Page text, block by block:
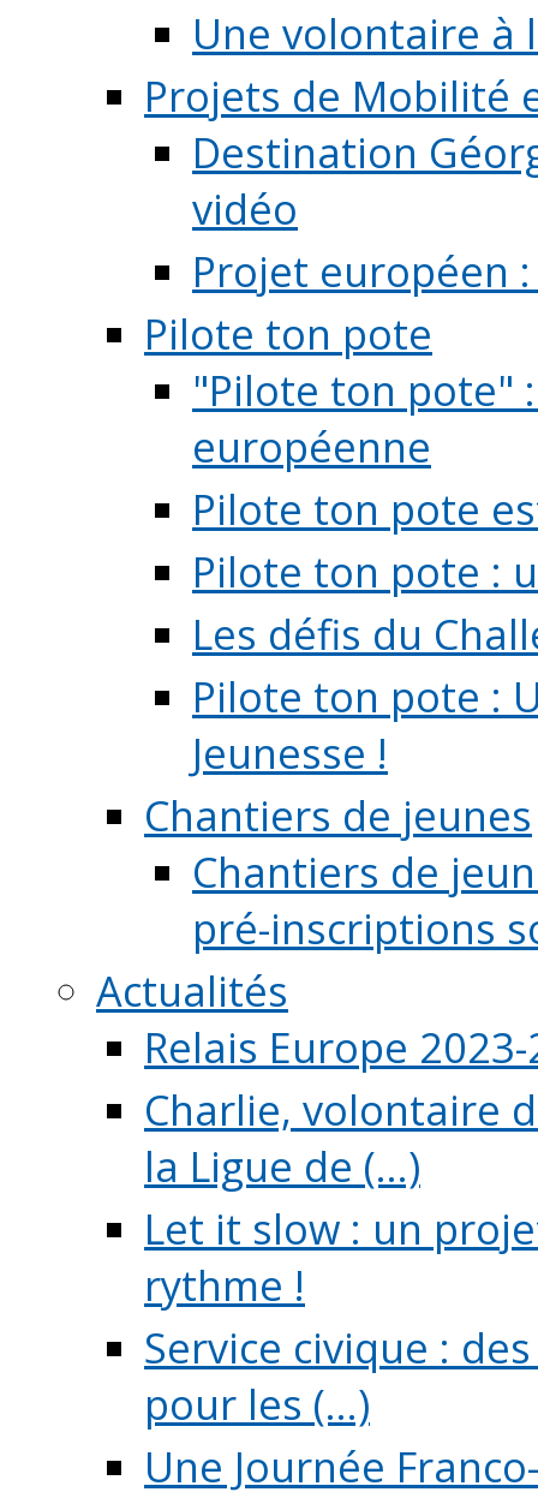
Une volontaire à
Projets de Mobilité
Destination
vidéo
Projet européen
Pilote ton pote
"Pilote ton pote"
européenne
Pilote ton pote
Pilote ton pote :
Les défis du
Pilote ton pote :
Jeunesse !
Chantiers de jeunes
Chantiers de
pré-inscriptions
Actualités
Relais Europe
Charlie, volontaire
la Ligue de (...)
Let it slow : un
rythme !
Service civique :
pour les (...)
Une Journée